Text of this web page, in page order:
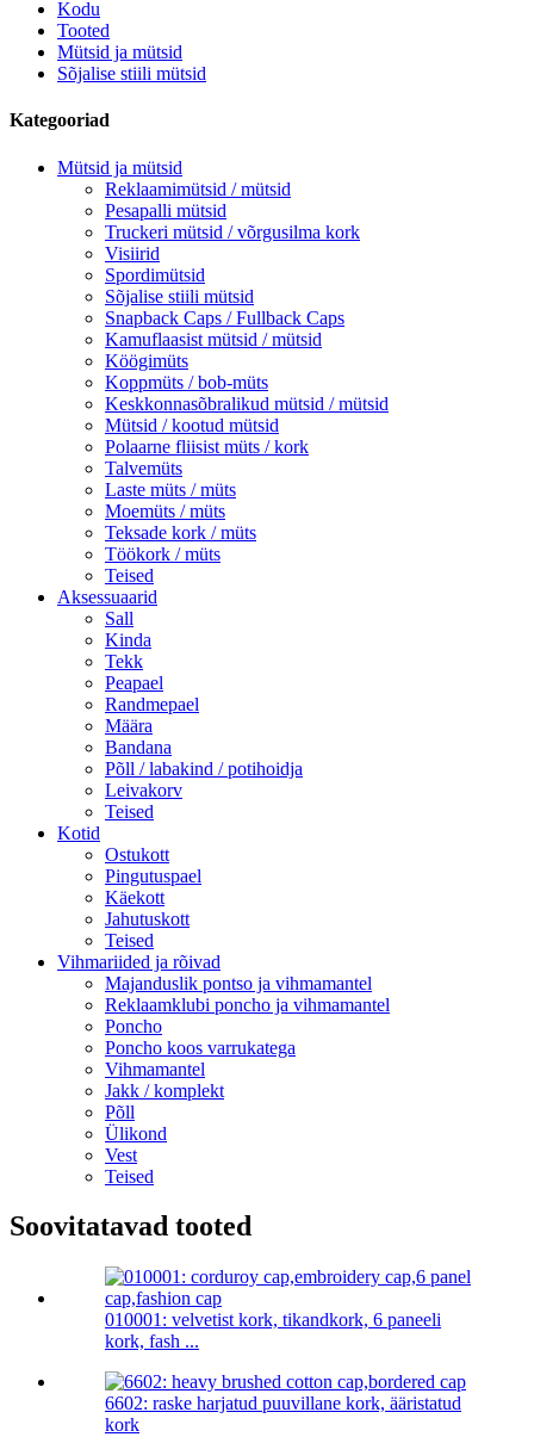
Kodu
Tooted
Mütsid ja mütsid
Sõjalise stiili mütsid
Kategooriad
Mütsid ja mütsid
Reklaamimütsid / mütsid
Pesapalli mütsid
Truckeri mütsid / võrgusilma kork
Visiirid
Spordimütsid
Sõjalise stiili mütsid
Snapback Caps / Fullback Caps
Kamuflaasist mütsid / mütsid
Köögimüts
Koppmüts / bob-müts
Keskkonnasõbralikud mütsid / mütsid
Mütsid / kootud mütsid
Polaarne fliisist müts / kork
Talvemüts
Laste müts / müts
Moemüts / müts
Teksade kork / müts
Töökork / müts
Teised
Aksessuaarid
Sall
Kinda
Tekk
Peapael
Randmepael
Määra
Bandana
Põll / labakind / potihoidja
Leivakorv
Teised
Kotid
Ostukott
Pingutuspael
Käekott
Jahutuskott
Teised
Vihmariided ja rõivad
Majanduslik pontso ja vihmamantel
Reklaamklubi poncho ja vihmamantel
Poncho
Poncho koos varrukatega
Vihmamantel
Jakk / komplekt
Põll
Ülikond
Vest
Teised
Soovitatavad tooted
010001: velvetist kork, tikandkork, 6 paneeli
kork, fash ...
6602: raske harjatud puuvillane kork, ääristatud
kork